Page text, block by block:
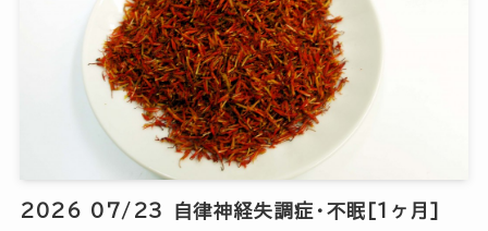
2026 07/23 自律神経失調症・不眠[1ヶ月]